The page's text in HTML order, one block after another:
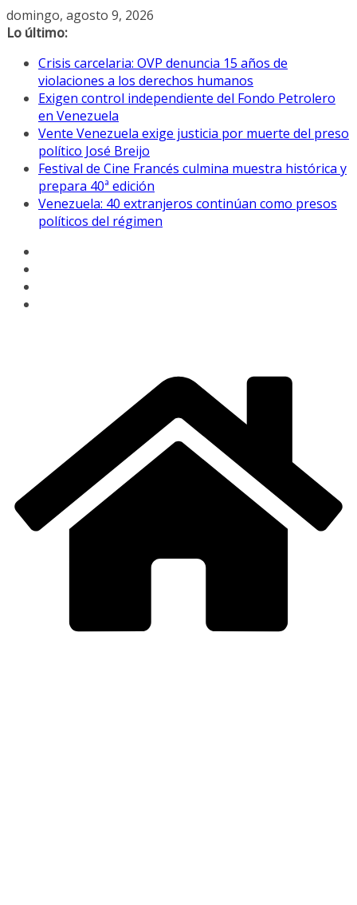
Saltar
al
domingo, agosto 9, 2026
Lo último:
Crisis carcelaria: OVP denuncia 15 años de
violaciones a los derechos humanos
Exigen control independiente del Fondo Petrolero
en Venezuela
Vente Venezuela exige justicia por muerte del preso
político José Breijo
Festival de Cine Francés culmina muestra histórica y
prepara 40ª edición
Venezuela: 40 extranjeros continúan como presos
políticos del régimen